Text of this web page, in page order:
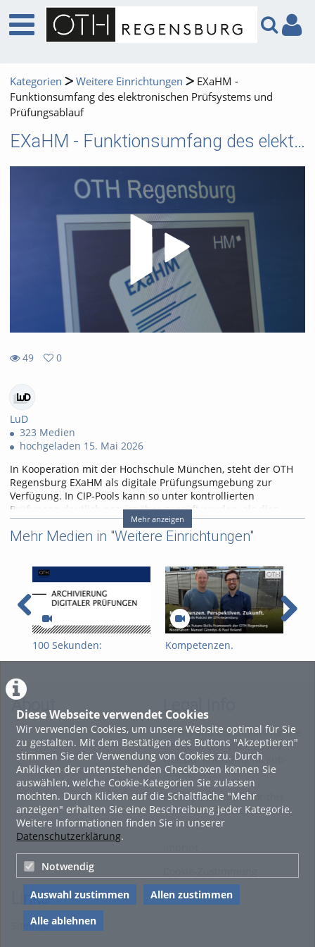
Diese Webseite verwendet Cookies
Wir verwenden Cookies, um unsere Website optimal für Sie
zu gestalten. Mit dem Bestätigen des Buttons "Akzeptieren"
stimmen Sie der Verwendung von Cookies zu. Durch
Anklicken der untenstehenden Checkboxen können Sie
auswählen, welche Cookie-Kategorien Sie zulassen
möchten. Durch Klicken auf die Schaltfläche "Mehr
anzeigen" erhalten Sie eine Beschreibung jeder Kategorie.
Weitere Informationen finden Sie in unserer
Datenschutzerklärung.
Notwendig
Auswahl zustimmen
Allen zustimmen
Alle ablehnen
Kategorien Weitere Einrichtungen
EXaHM -
Funktionsumfang des elektronischen Prüfsystems und
Prüfungsablauf
EXaHM - Funktionsumfang des elektronischen Prüfsystems und Prüfungsablauf
49
views
0
favorites
LuD
323 Medien
hochgeladen 15. Mai 2026
In Kooperation mit der Hochschule München, steht der OTH
Regensburg EXaHM als digitale Prüfungsumgebung zur
Verfügung. In CIP-Pools kann so unter kontrollierten
Prüfungen deutlich praxisnäher geprüft werden, als dies
oftmals in Papierform möglich wäre.
Dieses Video zeigt den Ablauf einer EXaHM Prüfung von der
rechtliche Basis (in Form der APO-Anpasung von 2023/2024)
eingegangen.
Tags:
pruefung exahm
Mehr anzeigen
Mehr Medien in "Weitere Einrichtungen"
100 Sekunden:
Archivierung digitaler
Kompetenzen.
Perspektiven. Zukunft:
About Legal Info
Terms and Conditions for the
Usage of this ViMP based
website (including all sub-
pages)
Privacy Statement for this
ViMP based Website incl.
Sub-pages
Links
Sitemap